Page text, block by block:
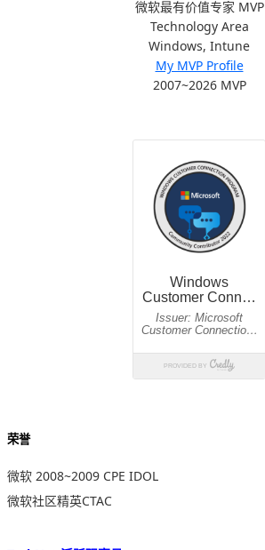
微软最有价值专家 MVP
Technology Area
Windows, Intune
My MVP Profile
2007~2026 MVP
荣誉
微软 2008~2009 CPE IDOL
微软社区精英CTAC